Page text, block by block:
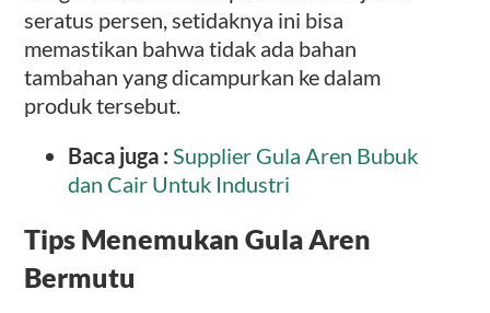
seratus persen, setidaknya ini bisa
memastikan bahwa tidak ada bahan
tambahan yang dicampurkan ke dalam
produk tersebut.
Baca juga : Supplier Gula Aren Bubuk
dan Cair Untuk Industri
Tips Menemukan Gula Aren
Bermutu